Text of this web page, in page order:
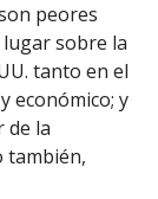
peores
sobre la
tanto en el
económico; y
de la
también,